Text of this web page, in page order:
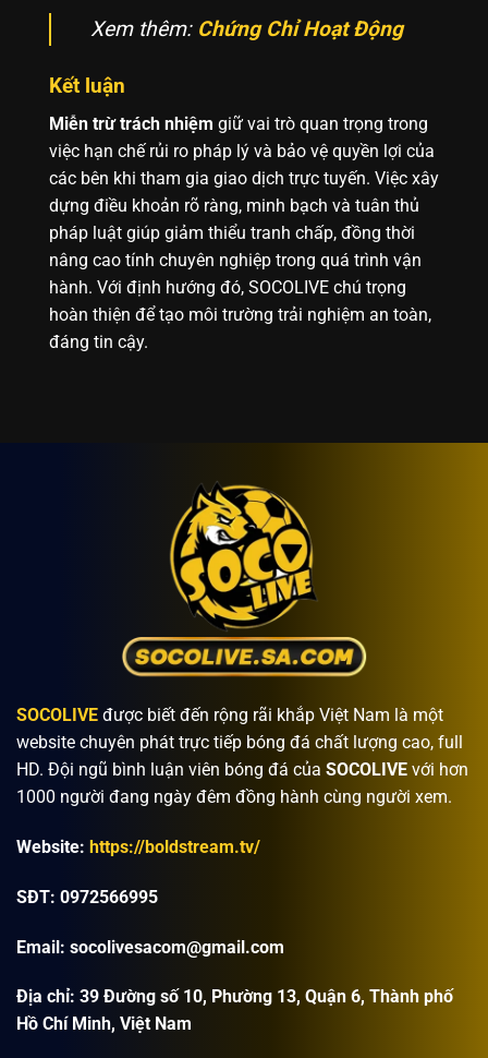
Xem thêm: Chứng Chỉ Hoạt Động
Kết luận
Miễn trừ trách nhiệm giữ vai trò quan trọng trong
việc hạn chế rủi ro pháp lý và bảo vệ quyền lợi của
các bên khi tham gia giao dịch trực tuyến. Việc xây
dựng điều khoản rõ ràng, minh bạch và tuân thủ
pháp luật giúp giảm thiểu tranh chấp, đồng thời
nâng cao tính chuyên nghiệp trong quá trình vận
hành. Với định hướng đó, SOCOLIVE chú trọng
hoàn thiện để tạo môi trường trải nghiệm an toàn,
đáng tin cậy.
SOCOLIVE được biết đến rộng rãi khắp Việt Nam là một
website chuyên phát trực tiếp bóng đá chất lượng cao, full
HD. Đội ngũ bình luận viên bóng đá của SOCOLIVE với hơn
1000 người đang ngày đêm đồng hành cùng người xem.
Website: https://boldstream.tv/
SĐT: 0972566995
Email: socolivesacom@gmail.com
Địa chỉ: 39 Đường số 10, Phường 13, Quận 6, Thành phố
Hồ Chí Minh, Việt Nam